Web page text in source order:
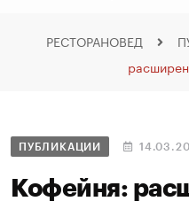
РЕСТОРАНОВЕД
ПУБЛИКАЦИИ
Кофейня: